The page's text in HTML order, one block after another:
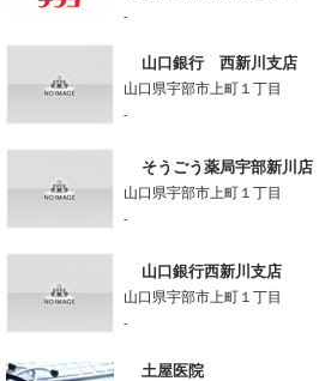
-
山口銀行 西新川支店
山口県宇部市上町１丁目
-
そうごう薬局宇部新川店
山口県宇部市上町１丁目
-
山口銀行西新川支店
山口県宇部市上町１丁目
-
土屋医院